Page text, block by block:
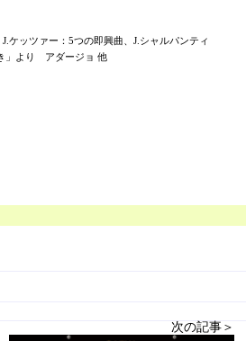
ケッツァー：5つの即興曲、J.シャルパンティ
」より アダージョ 他
次の記事＞